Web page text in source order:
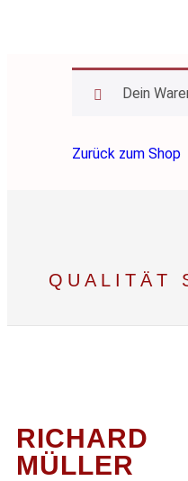
Dein
Zurück zum Shop
QUALITÄT
RICHARD
MÜLLER